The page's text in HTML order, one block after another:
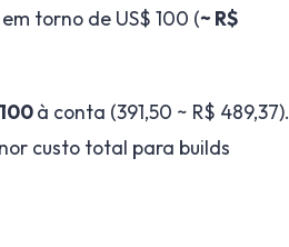
torno de US$ 100 (~ R$
à conta (391,50 ~ R$ 489,37).
custo total para builds